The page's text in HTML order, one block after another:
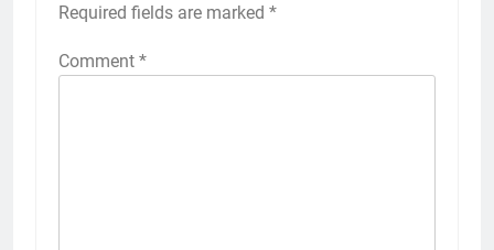
Required fields are marked *
Comment *